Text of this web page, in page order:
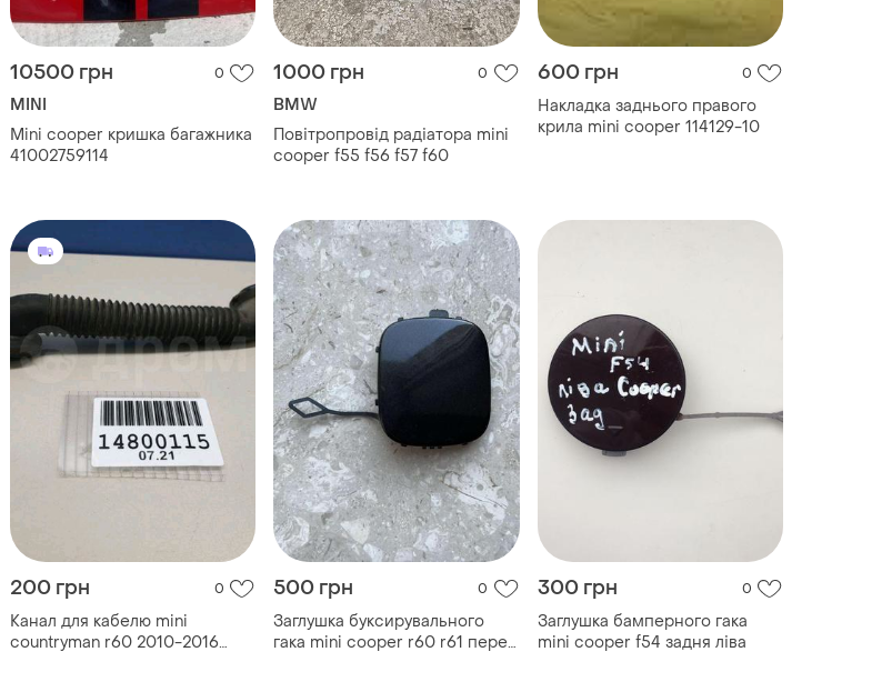
10500 грн 0
MINI
Mini cooper кришка багажника
41002759114
1000 грн 0
BMW
Повітропровід радіатора mini
cooper f55 f56 f57 f60
600 грн 0
Накладка заднього правого
крила mini cooper 114129-10
200 грн 0
Канал для кабелю mini
countryman r60 2010-2016
500 грн 0
Заглушка буксирувального
гака mini cooper r60 r61 перед
300 грн 0
Заглушка бамперного гака
mini cooper f54 задня ліва